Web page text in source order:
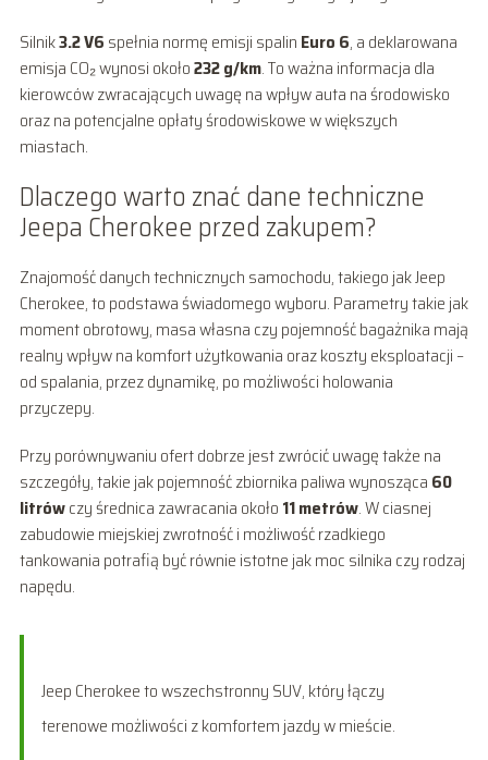
Silnik3.2 V6 spełnia normę emisji spalin Euro 6, a deklarowana
emisja CO₂ wynosi około232 g/km. To ważna informacja dla
kierowców zwracających uwagę na wpływ auta na środowisko
oraz na potencjalne opłaty środowiskowe w większych
miastach.
Dlaczego warto znać dane techniczne
Jeepa Cherokee przed zakupem?
Znajomość danych technicznych samochodu, takiego jak Jeep
Cherokee, to podstawa świadomego wyboru. Parametry takie jak
moment obrotowy, masa własna czy pojemność bagażnika mają
realny wpływ na komfort użytkowania oraz koszty eksploatacji –
od spalania, przez dynamikę, po możliwości holowania
przyczepy.
Przy porównywaniu ofert dobrze jest zwrócić uwagę także na
szczegóły, takie jak pojemność zbiornika paliwa wynosząca 60
litrówczy średnica zawracania około 11 metrów. W ciasnej
zabudowie miejskiej zwrotność i możliwość rzadkiego
tankowania potrafią być równie istotne jak moc silnika czy rodzaj
napędu.
Jeep Cherokee to wszechstronny SUV, który łączy
terenowe możliwości z komfortem jazdy w mieście.